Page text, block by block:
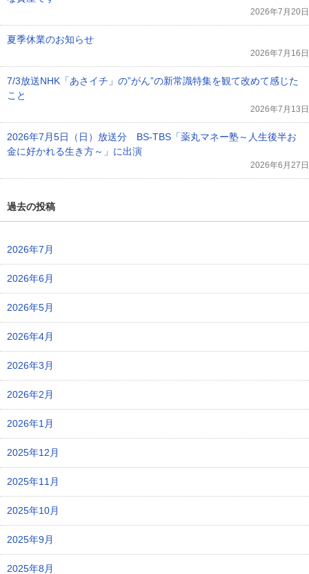
2026年7月20日
夏季休業のお知らせ
2026年7月16日
7/3放送NHK「あさイチ」の”がん”の新常識特集を観て改めて感じた
こと
2026年7月13日
2026年7月5日（日）放送分 BS-TBS「薬丸マネー塾～人生後半お
金に好かれる生き方～」に出演
2026年6月27日
過去の投稿
2026年7月
2026年6月
2026年5月
2026年4月
2026年3月
2026年2月
2026年1月
2025年12月
2025年11月
2025年10月
2025年9月
2025年8月